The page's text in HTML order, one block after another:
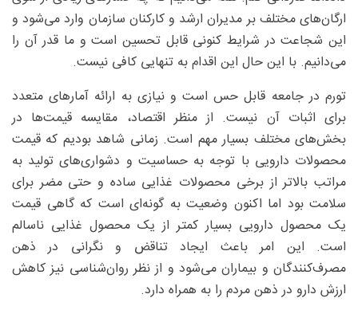
ارگان‌های مختلف بر مدیران ارشد و کارکنان سازمان وارد می‌شود و
این شجاعت در شرایط کنونی قابل تحسین است و ما قدر آن را
می‌دانیم. با این حال این اقدام به تنهایی کافی نیست.
تورم در جامعه قابل حس است و نیازی به ارائه آمارهای متعدد
برای اثبات آن نیست. از منظر اقتصاد، مقایسه قیمت‌ها در
بخش‌های مختلف بسیار مهم است. زمانی شاهد بودیم که قیمت
محصولات دارویی با توجه به حساسیت و دشواری‌های تولید به
مراتب بالاتر از برخی محصولات غذایی ساده و حتی مضر برای
سلامت بود اما اکنون وضعیت به گونه‌ای است که گاهی قیمت
یک محصول دارویی بسیار کمتر از یک محصول غذایی ناسالم
است. این امر باعث ایجاد تناقض و نگرانی در ذهن
مصرف‌کنندگان و بیماران می‌شود و از نظر روان‌شناسی نیز کاهش
ارزش دارو در ذهن مردم را به همراه دارد.